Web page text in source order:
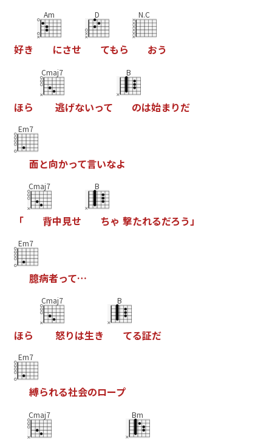
好き
Am
にさせ
D
てもら
N.C
おう
ほら
Cmaj7
逃げないって
B
のは始まりだ
Em7
面と向かって言いなよ
「
Cmaj7
背中見せ
B
ちゃ 撃たれるだろう」
Em7
臆病者って…
ほら
Cmaj7
怒りは生き
B
てる証だ
Em7
縛られる社会のロープ
Cmaj7 Bm